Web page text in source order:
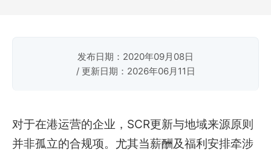
发布日期：2020年09月08日
/ 更新日期：2026年06月11日
对于在港运营的企业，SCR更新与地域来源原则
并非孤立的合规项。尤其当薪酬及福利安排牵涉